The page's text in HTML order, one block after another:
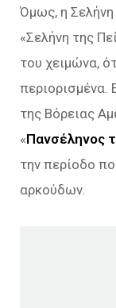
Όμως, η Σελήνη
«Σελήνη της
του χειμώνα,
περιορισμένα.
της Βόρειας
«Πανσέληνος
την περίοδο
αρκούδων.